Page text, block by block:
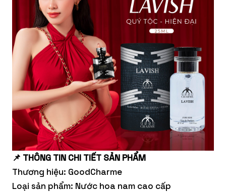
📌 THÔNG TIN CHI TIẾT SẢN PHẨM
Thương hiệu: GoodCharme
Loại sản phẩm: Nước hoa nam cao cấp